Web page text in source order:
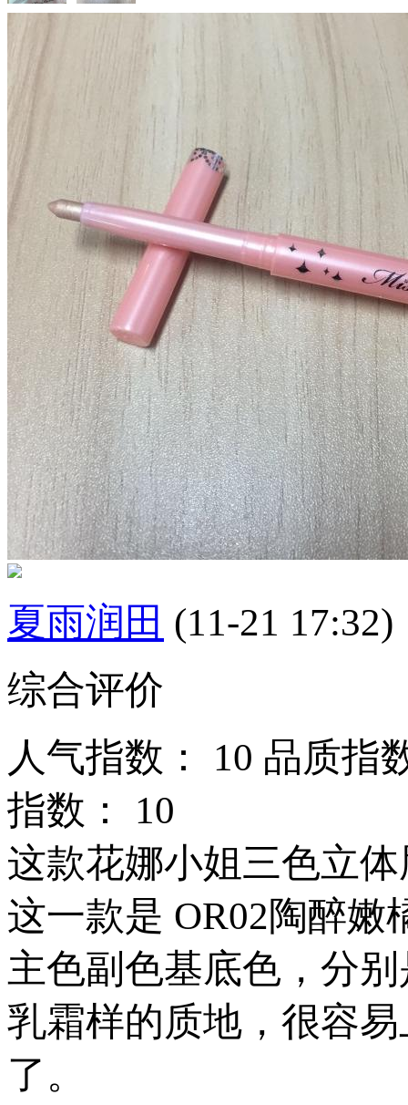
夏雨润田 (11-21 17:32)
综合评价
人气指数：
10 品质指
指数：
10
这款花娜小姐三色立
这一款是 OR02陶醉嫩
主色副色基底色，分
乳霜样的质地，很容
了。